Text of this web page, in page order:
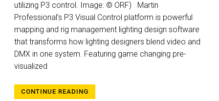
utilizing P3 control. Image: © ORF) Martin
Professional’s P3 Visual Control platform is powerful
mapping and rig management lighting design software
that transforms how lighting designers blend video and
DMX in one system. Featuring game changing pre-
visualized
CONTINUE READING